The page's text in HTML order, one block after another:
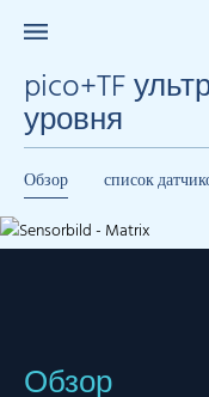
pico+TF
уровня
Обзор список
Обзор